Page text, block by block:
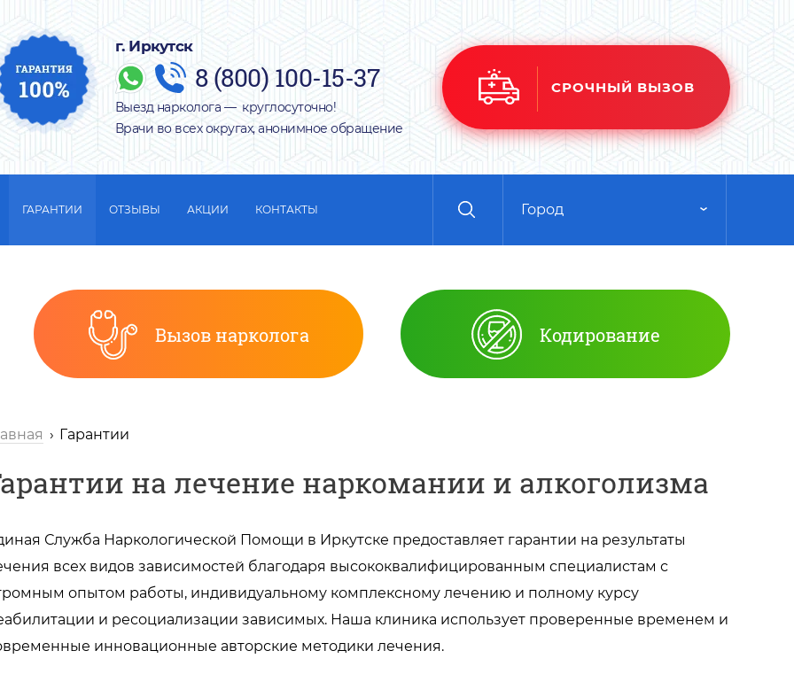
г. Иркутск
8 (800) 100-15-37
Выезд нарколога — круглосуточно!
Врачи во всех округах, анонимное обращение
СРОЧНЫЙ ВЫЗОВ
ГАРАНТИИ ОТЗЫВЫ АКЦИИ КОНТАКТЫ Город
Вызов нарколога Кодирование
Гарантии
на лечение наркомании и алкоголизма
Служба Наркологической Помощи в Иркутске предоставляет гарантии на результаты
всех видов зависимостей благодаря высококвалифицированным специалистам с
опытом работы, индивидуальному комплексному лечению и полному курсу
и ресоциализации зависимых. Наша клиника использует проверенные временем и
инновационные авторские методики лечения.